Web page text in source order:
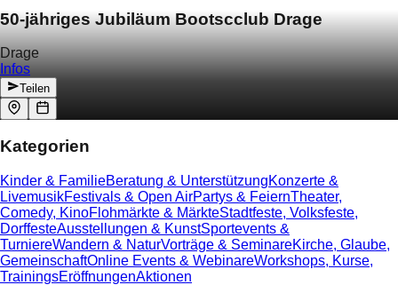
50-jähriges Jubiläum Bootscclub Drage
Drage
Infos
Teilen
Kategorien
Kinder & FamilieBeratung & UnterstützungKonzerte &
LivemusikFestivals & Open AirPartys & FeiernTheater,
Comedy, KinoFlohmärkte & MärkteStadtfeste, Volksfeste,
DorffesteAusstellungen & KunstSportevents &
TurniereWandern & NaturVorträge & SeminareKirche, Glaube,
GemeinschaftOnline Events & WebinareWorkshops, Kurse,
TrainingsEröffnungenAktionen